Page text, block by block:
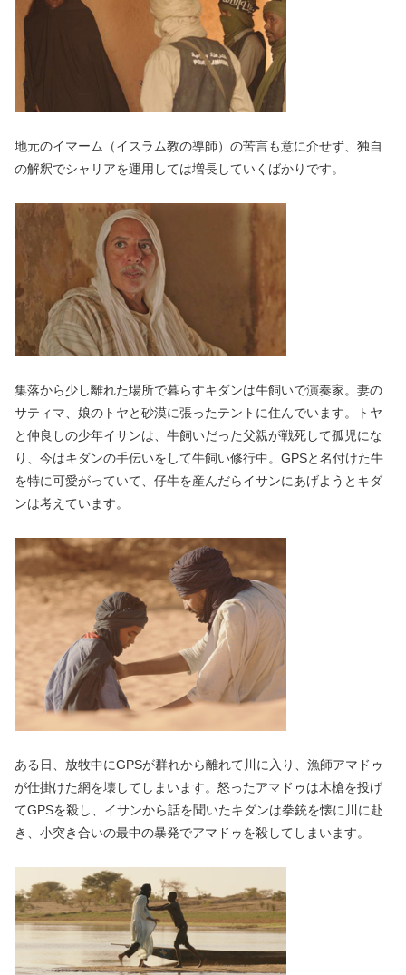
地元のイマーム（イスラム教の導師）の苦言も意に介せず、独自
の解釈でシャリアを運用しては増長していくばかりです。
集落から少し離れた場所で暮らすキダンは牛飼いで演奏家。妻の
サティマ、娘のトヤと砂漠に張ったテントに住んでいます。トヤ
と仲良しの少年イサンは、牛飼いだった父親が戦死して孤児にな
り、今はキダンの手伝いをして牛飼い修行中。GPSと名付けた牛
を特に可愛がっていて、仔牛を産んだらイサンにあげようとキダ
ンは考えています。
ある日、放牧中にGPSが群れから離れて川に入り、漁師アマドゥ
が仕掛けた網を壊してしまいます。怒ったアマドゥは木槍を投げ
てGPSを殺し、イサンから話を聞いたキダンは拳銃を懐に川に赴
き、小突き合いの最中の暴発でアマドゥを殺してしまいます。